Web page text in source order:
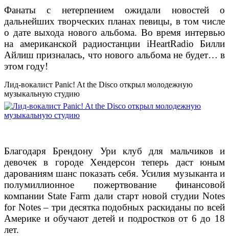
Фанаты с нетерпением ожидали новостей о
дальнейших творческих планах певицы, в том числе
о дате выхода нового альбома. Во время интервью
на американской радиостанции iHeartRadio Билли
Айлиш призналась, что нового альбома не будет… в
этом году!
Лид-вокалист Panic! At the Disco открыл молодежную
музыкальную студию
Благодаря Брендону Ури клуб для мальчиков и
девочек в городе Хендерсон теперь даст юным
дарованиям шанс показать себя. Усилия музыканта и
полумиллионное пожертвование финансовой
компании State Farm дали старт новой студии Notes
for Notes – три десятка подобных раскиданы по всей
Америке и обучают детей и подростков от 6 до 18
лет.